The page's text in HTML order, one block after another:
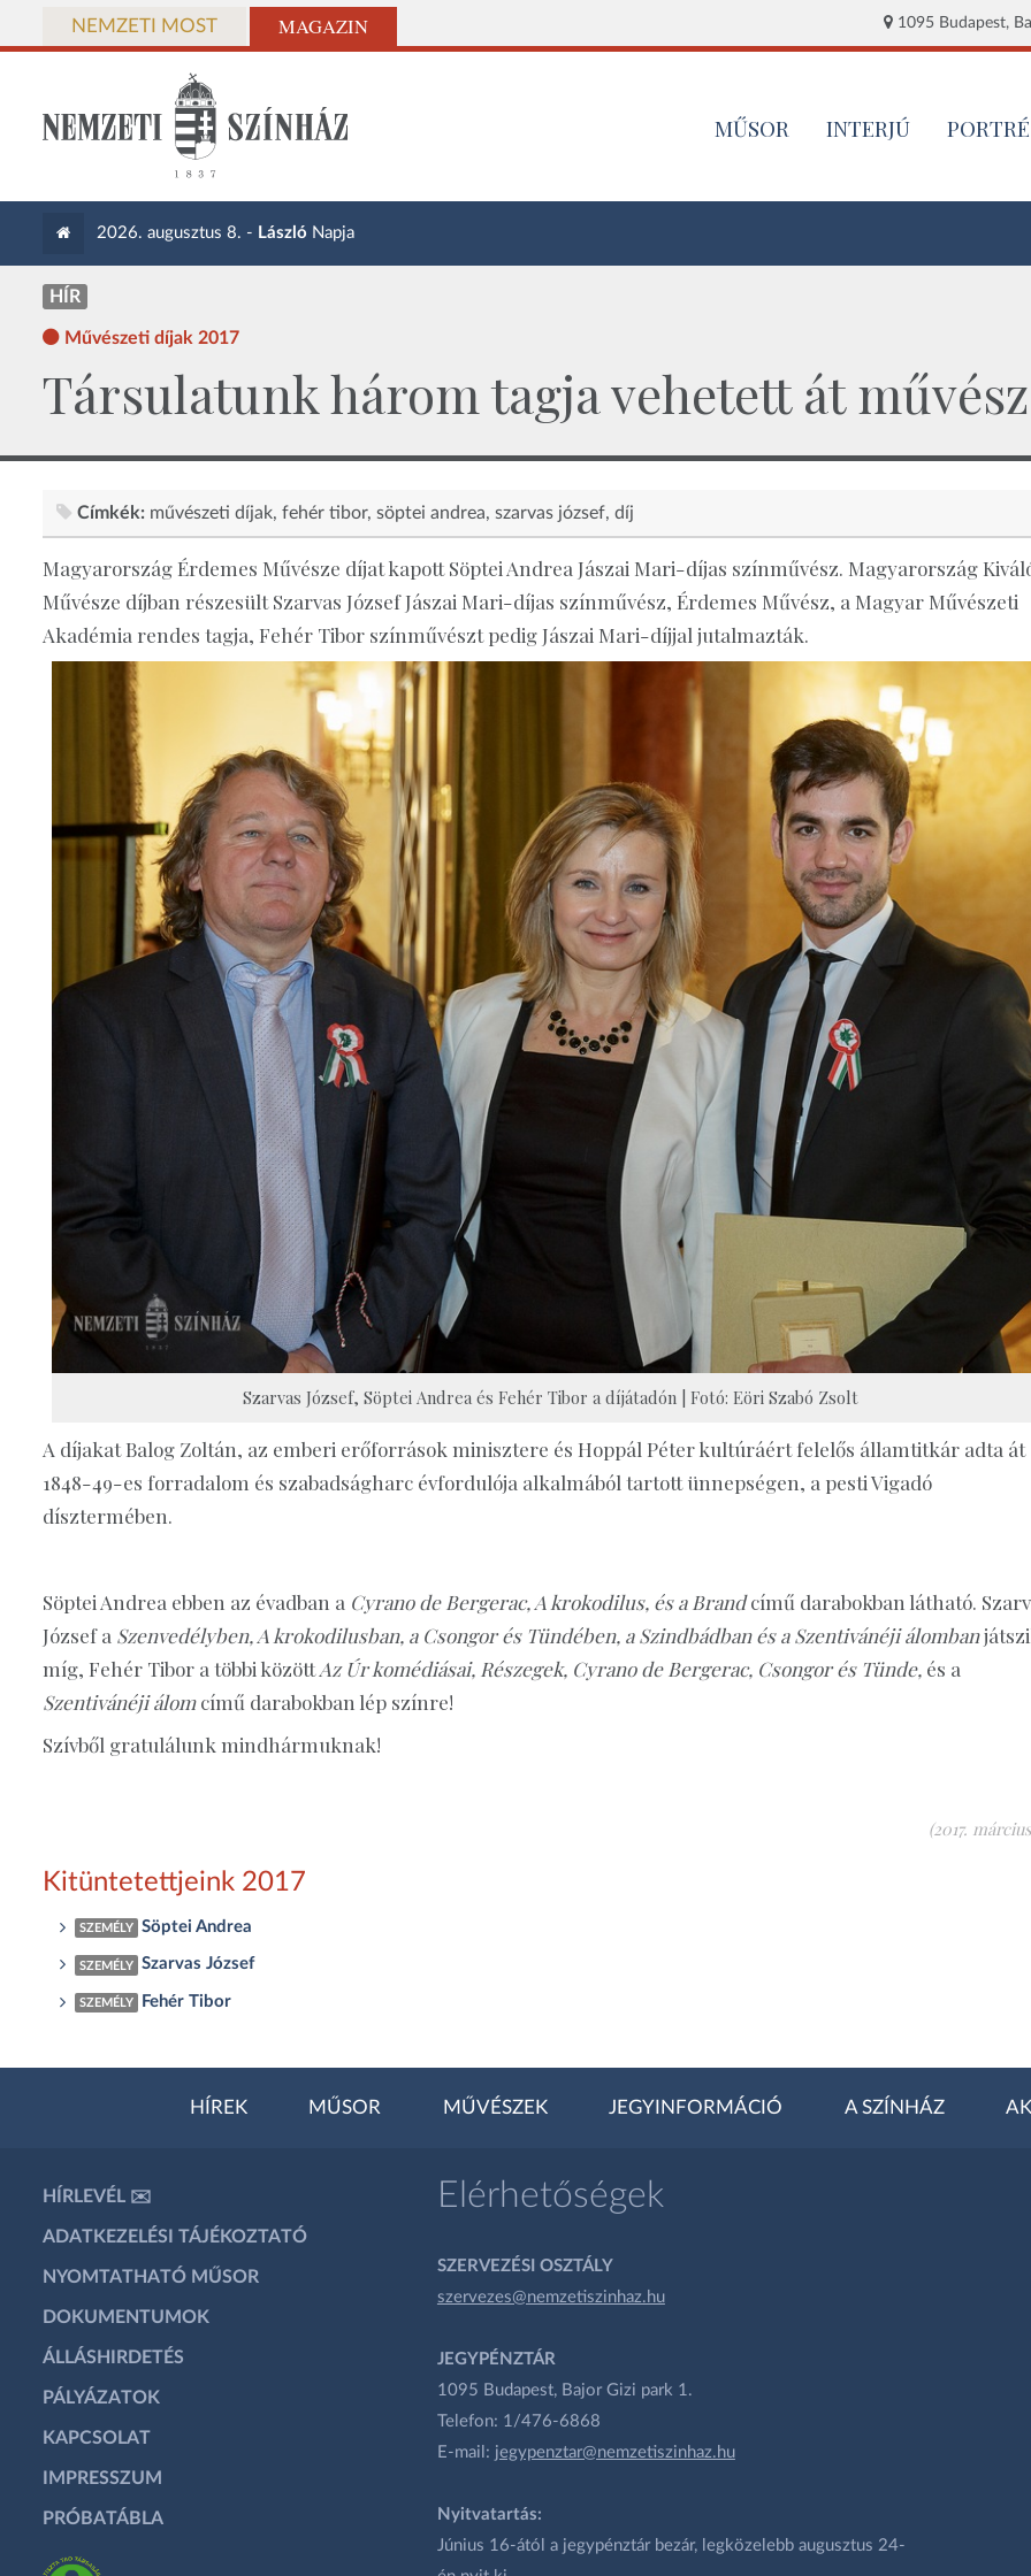
NEMZETI MOST MAGAZIN 1095 Budapest,
MŰSOR INTERJÚ PORTRÉ
2026. augusztus 8. - László Napja
HÍR
Művészeti díjak 2017
Társulatunk három tagja vehetett át
Címkék: művészeti díjak fehér tibor söptei andrea szarvas józsef díj
Magyarország Érdemes Művésze díjat kapott Söptei Andrea Jászai Mari-díjas színművész. Magyarország
Művésze díjban részesült Szarvas József Jászai Mari-díjas színművész, Érdemes Művész, a Magyar Művészeti
Akadémia rendes tagja, Fehér Tibor színművészt pedig Jászai Mari-díjjal jutalmazták.
Szarvas József, Söptei Andrea és Fehér Tibor a díjátadón | Fotó: Eöri Szabó Zsolt
A díjakat Balog Zoltán, az emberi erőforrások minisztere és Hoppál Péter kultúráért felelős államtitkár adta át
1848-49-es forradalom és szabadságharc évfordulója alkalmából tartott ünnepségen, a pesti Vigadó
dísztermében.
Söptei Andrea ebben az évadban a Cyrano de Bergerac, A krokodilus, és a Brandcímű darabokban látható.
József a Szenvedélyben, A krokodilusban, a Csongor és Tündében, a Szindbádban és a Szentivánéji álomban
míg, Fehér Tibor a többi közöttAz Úr komédiásai, Részegek, Cyrano de Bergerac, Csongor és Tünde, és a
Szentivánéji álomcímű darabokban lép színre!
Szívből gratulálunk mindhármuknak!
(2017.
Kitüntetettjeink 2017
SZEMÉLY Söptei Andrea
SZEMÉLY Szarvas József
SZEMÉLY Fehér Tibor
HÍREK MŰSOR MŰVÉSZEK JEGYINFORMÁCIÓ A SZÍNHÁZ
HÍRLEVÉL ✉️
ADATKEZELÉSI TÁJÉKOZTATÓ
NYOMTATHATÓ MŰSOR
DOKUMENTUMOK
ÁLLÁSHIRDETÉS
PÁLYÁZATOK
KAPCSOLAT
IMPRESSZUM
PRÓBATÁBLA
Elérhetőségek
SZERVEZÉSI OSZTÁLY
szervezes@nemzetiszinhaz.hu
JEGYPÉNZTÁR
1095 Budapest, Bajor Gizi park 1.
Telefon: 1/476-6868
E-mail: jegypenztar@nemzetiszinhaz.hu
Nyitvatartás:
Június 16-ától a jegypénztár bezár, legközelebb augusztus 24-